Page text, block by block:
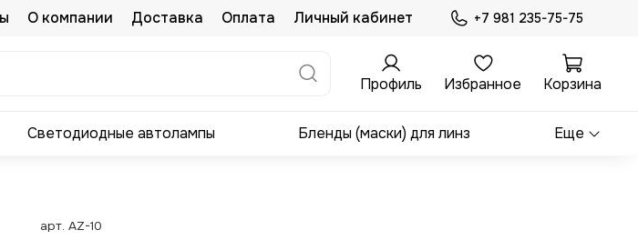
О компании Доставка Оплата Личный кабинет +7 981 235-75-75
Профиль Избранное Корзина
Светодиодные автолампы Бленды (маски) для линз Еще
арт. AZ-10